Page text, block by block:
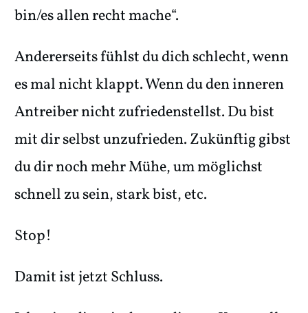
bin/es allen recht mache“.
Andererseits fühlst du dich schlecht, wenn
es mal nicht klappt. Wenn du den inneren
Antreiber nicht zufriedenstellst. Du bist
mit dir selbst unzufrieden. Zukünftig gibst
du dir noch mehr Mühe, um möglichst
schnell zu sein, stark bist, etc.
Stop!
Damit ist jetzt Schluss.